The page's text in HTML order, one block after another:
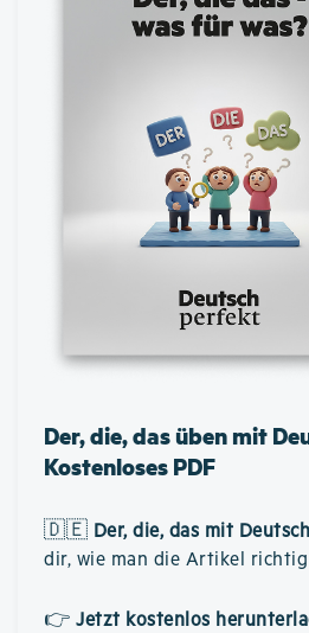
Der, die, das üben mit
Kostenloses PDF
🇩🇪 Der, die, das mit
dir, wie man die Artikel
👉 Jetzt kostenlos